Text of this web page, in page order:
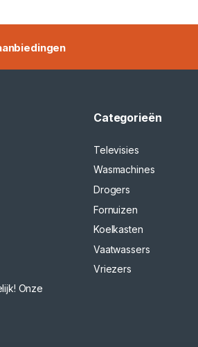
Onze
Categorieën
Televisies
Wasmachines
Drogers
Fornuizen
Koelkasten
Vaatwassers
Vriezers